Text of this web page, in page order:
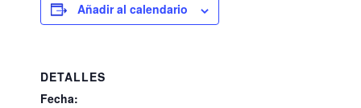
Añadir al calendario
DETALLES
Fecha: